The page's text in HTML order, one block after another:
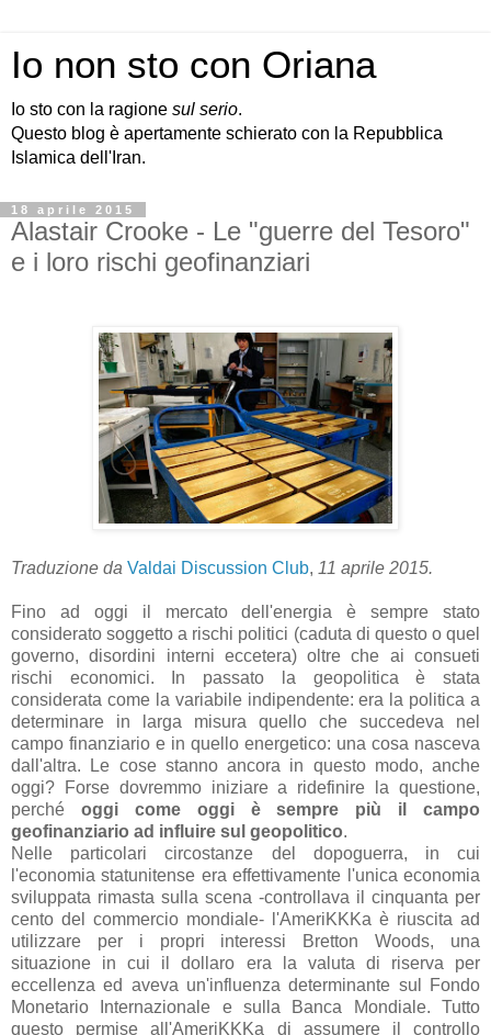
Io non sto con Oriana
Io sto con la ragione sul serio.
Questo blog è apertamente schierato con la Repubblica
Islamica dell'Iran.
18 aprile 2015
Alastair Crooke - Le "guerre del Tesoro"
e i loro rischi geofinanziari
Traduzione da Valdai Discussion Club, 11 aprile 2015.
Fino ad oggi il mercato dell'energia è sempre stato
considerato soggetto a rischi politici (caduta di questo o quel
governo, disordini interni eccetera) oltre che ai consueti
rischi economici. In passato la geopolitica è stata
considerata come la variabile indipendente: era la politica a
determinare in larga misura quello che succedeva nel
campo finanziario e in quello energetico: una cosa nasceva
dall'altra. Le cose stanno ancora in questo modo, anche
oggi? Forse dovremmo iniziare a ridefinire la questione,
perché oggi come oggi è sempre più il campo
geofinanziario ad influire sul geopolitico.
Nelle particolari circostanze del dopoguerra, in cui
l'economia statunitense era effettivamente l'unica economia
sviluppata rimasta sulla scena -controllava il cinquanta per
cento del commercio mondiale- l'AmeriKKKa è riuscita ad
utilizzare per i propri interessi Bretton Woods, una
situazione in cui il dollaro era la valuta di riserva per
eccellenza ed aveva un'influenza determinante sul Fondo
Monetario Internazionale e sulla Banca Mondiale. Tutto
questo permise all'AmeriKKKa di assumere il controllo